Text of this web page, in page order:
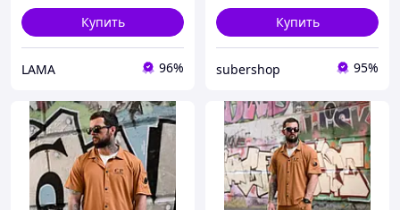
Купить
LAMA 96%
Купить
subershop 95%